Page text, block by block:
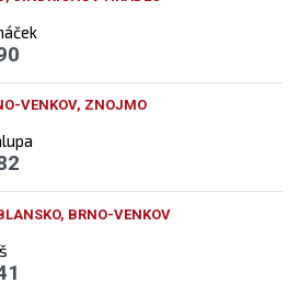
VENKOV, ZNOJMO
BRNO-VENKOV